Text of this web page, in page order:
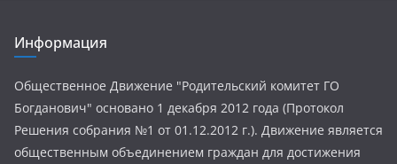
Информация
Общественное Движение "Родительский комитет ГО
Богданович" основано 1 декабря 2012 года (Протокол
Решения собрания №1 от 01.12.2012 г.). Движение является
общественным объединением граждан для достижения